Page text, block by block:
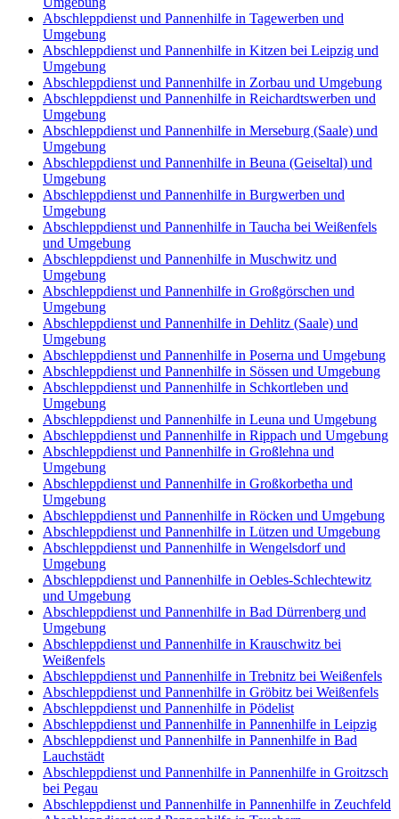
Abschleppdienst und Pannenhilfe in Tagewerben und
Umgebung
Abschleppdienst und Pannenhilfe in Kitzen bei Leipzig und
Umgebung
Abschleppdienst und Pannenhilfe in Zorbau und Umgebung
Abschleppdienst und Pannenhilfe in Reichardtswerben und
Umgebung
Abschleppdienst und Pannenhilfe in Merseburg (Saale) und
Umgebung
Abschleppdienst und Pannenhilfe in Beuna (Geiseltal) und
Umgebung
Abschleppdienst und Pannenhilfe in Burgwerben und
Umgebung
Abschleppdienst und Pannenhilfe in Taucha bei Weißenfels
und Umgebung
Abschleppdienst und Pannenhilfe in Muschwitz und
Umgebung
Abschleppdienst und Pannenhilfe in Großgörschen und
Umgebung
Abschleppdienst und Pannenhilfe in Dehlitz (Saale) und
Umgebung
Abschleppdienst und Pannenhilfe in Poserna und Umgebung
Abschleppdienst und Pannenhilfe in Sössen und Umgebung
Abschleppdienst und Pannenhilfe in Schkortleben und
Umgebung
Abschleppdienst und Pannenhilfe in Leuna und Umgebung
Abschleppdienst und Pannenhilfe in Rippach und Umgebung
Abschleppdienst und Pannenhilfe in Großlehna und
Umgebung
Abschleppdienst und Pannenhilfe in Großkorbetha und
Umgebung
Abschleppdienst und Pannenhilfe in Röcken und Umgebung
Abschleppdienst und Pannenhilfe in Lützen und Umgebung
Abschleppdienst und Pannenhilfe in Wengelsdorf und
Umgebung
Abschleppdienst und Pannenhilfe in Oebles-Schlechtewitz
und Umgebung
Abschleppdienst und Pannenhilfe in Bad Dürrenberg und
Umgebung
Abschleppdienst und Pannenhilfe in Krauschwitz bei
Weißenfels
Abschleppdienst und Pannenhilfe in Trebnitz bei Weißenfels
Abschleppdienst und Pannenhilfe in Gröbitz bei Weißenfels
Abschleppdienst und Pannenhilfe in Pödelist
Abschleppdienst und Pannenhilfe in Pannenhilfe in Leipzig
Abschleppdienst und Pannenhilfe in Pannenhilfe in Bad
Lauchstädt
Abschleppdienst und Pannenhilfe in Pannenhilfe in Groitzsch
bei Pegau
Abschleppdienst und Pannenhilfe in Pannenhilfe in Zeuchfeld